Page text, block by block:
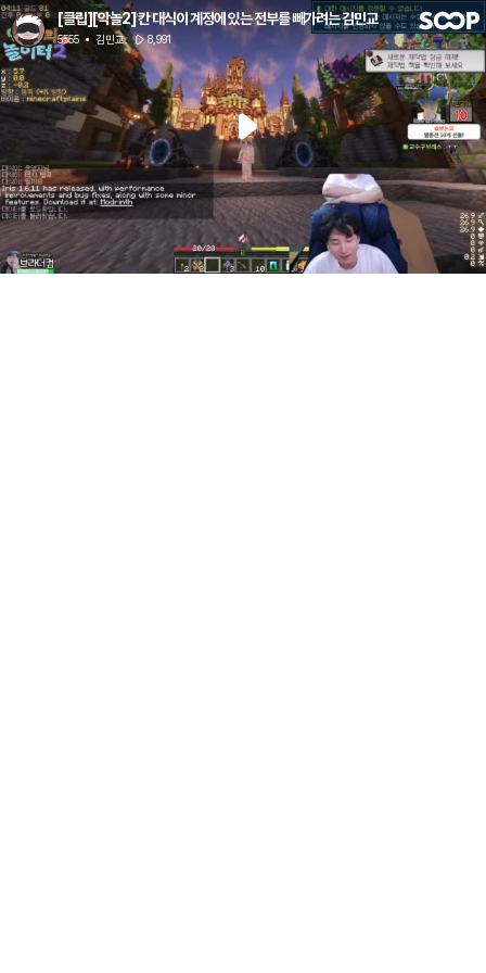
[클립][악놀2] 칸 대식이 계정에 있는 전부를 빼가려는 김민교
5555 김민교. 8,991